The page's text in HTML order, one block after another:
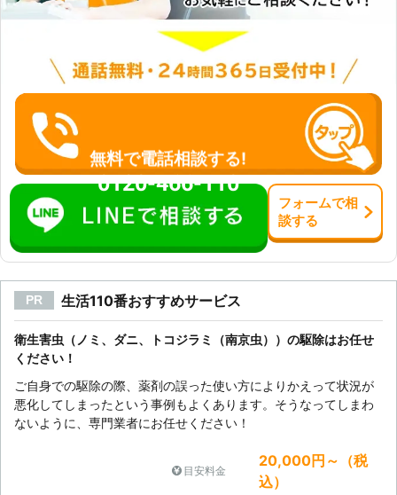
無料で電話相談する!
0120-466-110
フォームで相
談する
PR 生活110番おすすめサービス
衛生害虫（ノミ、ダニ、トコジラミ（南京虫））の駆除はお任せ
ください！
ご自身での駆除の際、薬剤の誤った使い方によりかえって状況が
悪化してしまったという事例もよくあります。そうなってしまわ
ないように、専門業者にお任せください！
目安料金
20,000円～（税
込）